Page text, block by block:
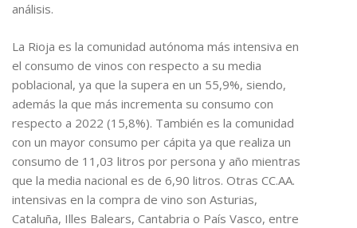
análisis.
La Rioja es la comunidad autónoma más intensiva en
el consumo de vinos con respecto a su media
poblacional, ya que la supera en un 55,9%, siendo,
además la que más incrementa su consumo con
respecto a 2022 (15,8%). También es la comunidad
con un mayor consumo per cápita ya que realiza un
consumo de 11,03 litros por persona y año mientras
que la media nacional es de 6,90 litros. Otras CC.AA.
intensivas en la compra de vino son Asturias,
Cataluña, Illes Balears, Cantabria o País Vasco, entre